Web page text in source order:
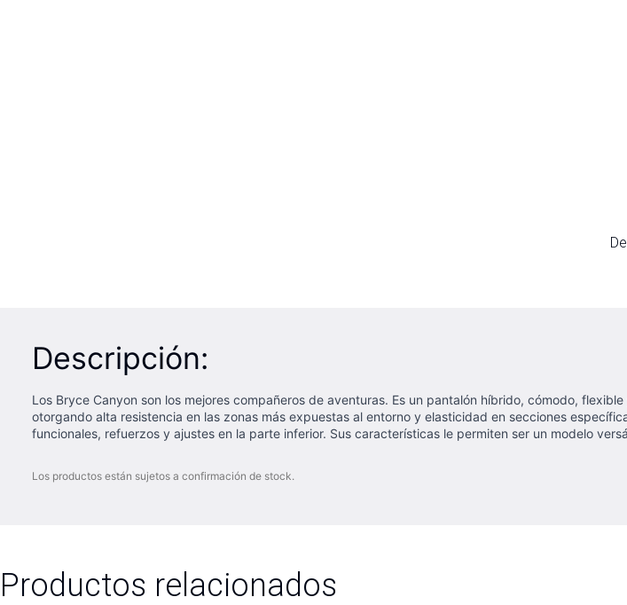
Descripción:
Los Bryce Canyon son los mejores compañeros de aventuras. Es un pantalón híbrido, cómodo,
otorgando alta resistencia en las zonas más expuestas al entorno y elasticidad en secciones
funcionales, refuerzos y ajustes en la parte inferior. Sus características le permiten ser un modelo
Los productos están sujetos a confirmación de stock.
Productos relacionados